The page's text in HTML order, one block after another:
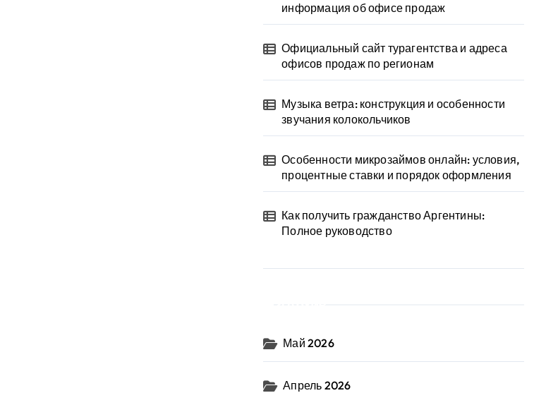
информация об офисе продаж
Официальный сайт турагентства и адреса
офисов продаж по регионам
Музыка ветра: конструкция и особенности
звучания колокольчиков
Особенности микрозаймов онлайн: условия,
процентные ставки и порядок оформления
Как получить гражданство Аргентины:
Полное руководство
Май 2026
Апрель 2026